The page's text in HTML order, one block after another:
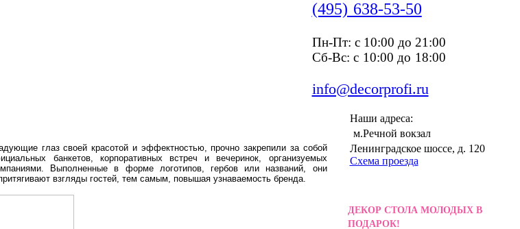
(495) 638-53-50
Пн-Пт: c 10:00 до 21:00
Сб-Вс: с 10:00 до 18:00
info@decorprofi.ru
глаз своей красотой и эффектностью, прочно закрепили за собой
банкетов, корпоративных встреч и вечеринок, организуемых
Выполненные в форме логотипов, гербов или названий, они
взгляды гостей, тем самым, повышая узнаваемость бренда.
Наши адреса:
м.Речной вокзал
Ленинградское шоссе, д. 120
Схема проезда
ДЕКОР СТОЛА МОЛОДЫХ В
ПОДАРОК!